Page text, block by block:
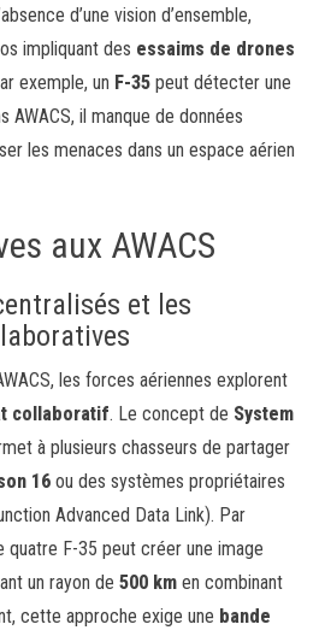
d’une vision d’ensemble,
impliquant des essaims de drones
exemple, un F-35 peut détecter une
AWACS, il manque de données
les menaces dans un espace aérien
aux AWACS
et les
les forces aériennes explorent
collaboratif. Le concept de System
à plusieurs chasseurs de partager
16 ou des systèmes propriétaires
Advanced Data Link). Par
quatre F-35 peut créer une image
un rayon de 500 km en combinant
cette approche exige une bande